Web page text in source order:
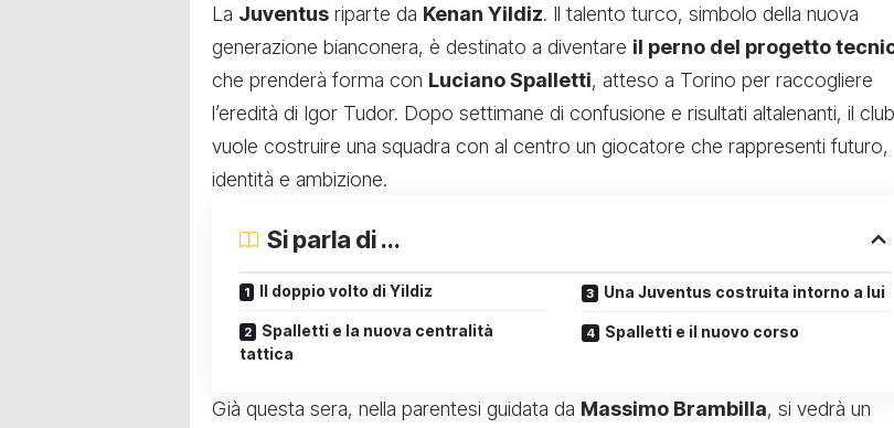
La Juventus riparte da Kenan Yildiz. Il talento turco, simbolo della nuova
generazione bianconera, è destinato a diventare il perno del progetto
che prenderà forma con Luciano Spalletti, atteso a Torino per raccogliere
l’eredità di Igor Tudor. Dopo settimane di confusione e risultati altalenanti, il club
vuole costruire una squadra con al centro un giocatore che rappresenti futuro,
identità e ambizione.
Si parla di ...
Il doppio volto di Yildiz
Spalletti e la nuova centralità
tattica
Una Juventus costruita intorno a lui
Spalletti e il nuovo corso
Già questa sera, nella parentesi guidata da Massimo Brambilla, si vedrà un